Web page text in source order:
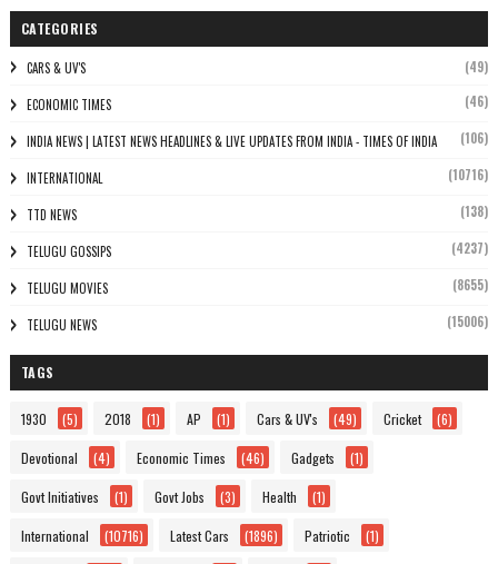
CATEGORIES
CARS & UV'S (49)
ECONOMIC TIMES (46)
INDIA NEWS | LATEST NEWS HEADLINES & LIVE UPDATES FROM INDIA - TIMES OF INDIA (106)
INTERNATIONAL (10716)
TTD NEWS (138)
TELUGU GOSSIPS (4237)
TELUGU MOVIES (8655)
TELUGU NEWS (15006)
TAGS
1930 (5) 2018 (1) AP (1) Cars & UV's (49) Cricket (6)
Devotional (4) Economic Times (46) Gadgets (1)
Govt Initiatives (1) Govt Jobs (3) Health (1)
International (10716) Latest Cars (1896) Patriotic (1)